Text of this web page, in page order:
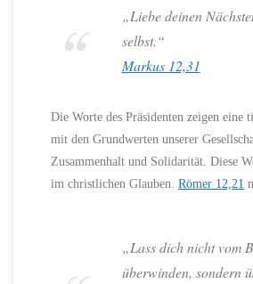
„Liebe deinen
selbst.“
Markus 12,31
Die Worte des Präsidenten zeigen eine
mit den Grundwerten unserer
Zusammenhalt und Solidarität. Diese
im christlichen Glauben.Römer 12,21
„Lass dich nicht vom
überwinden, sondern